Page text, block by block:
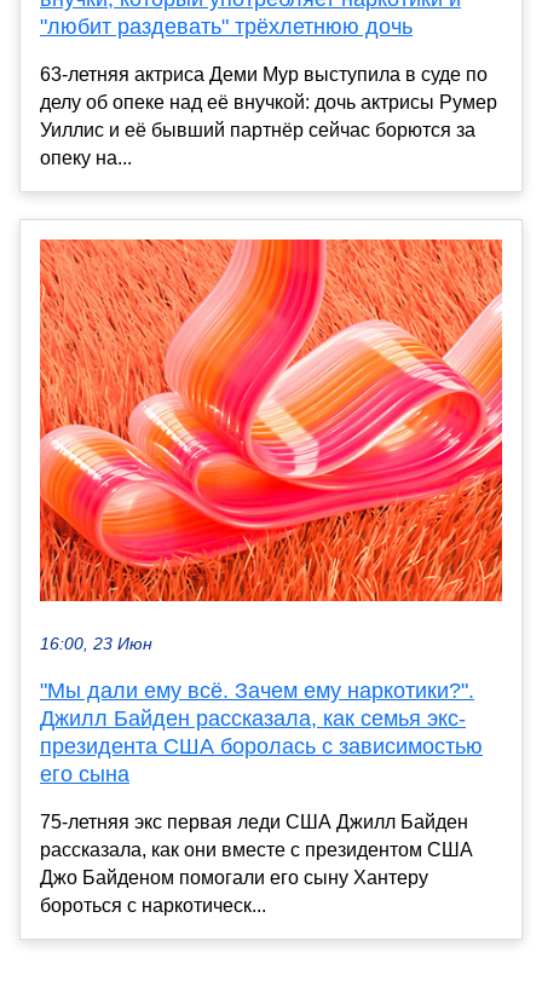
"любит раздевать" трёхлетнюю дочь
63-летняя актриса Деми Мур выступила в суде по
делу об опеке над её внучкой: дочь актрисы Румер
Уиллис и её бывший партнёр сейчас борются за
опеку на...
16:00, 23 Июн
"Мы дали ему всё. Зачем ему наркотики?".
Джилл Байден рассказала, как семья экс-
президента США боролась с зависимостью
его сына
75-летняя экс первая леди США Джилл Байден
рассказала, как они вместе с президентом США
Джо Байденом помогали его сыну Хантеру
бороться с наркотическ...